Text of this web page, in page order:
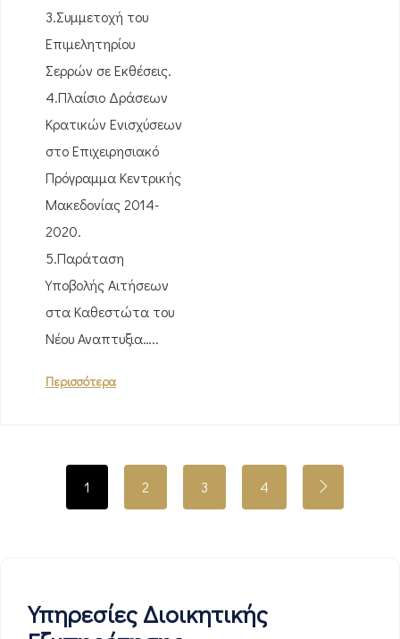
3.Συμμετοχή του
Επιμελητηρίου
Σερρών σε Εκθέσεις.
4.Πλαίσιο Δράσεων
Κρατικών Ενισχύσεων
στο Επιχειρησιακό
Πρόγραμμα Κεντρικής
Μακεδονίας 2014-
2020.
5.Παράταση
Υποβολής Αιτήσεων
στα Καθεστώτα του
Νέου Αναπτυξια…..
Περισσότερα
1 2 3 4
Υπηρεσίες Διοικητικής